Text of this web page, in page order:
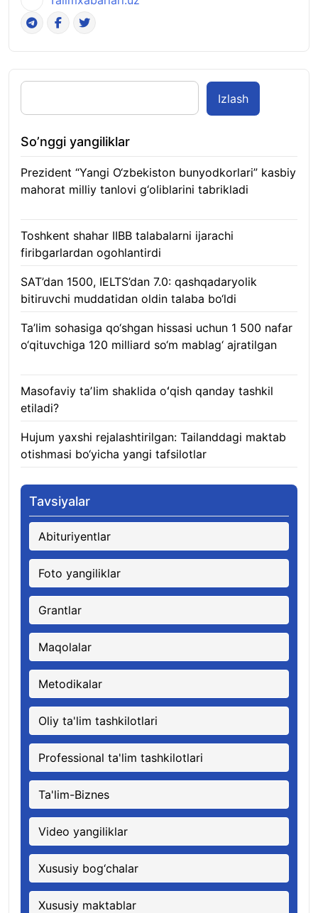
Izlash
So’nggi yangiliklar
Prezident “Yangi O‘zbekiston bunyodkorlari” kasbiy
mahorat milliy tanlovi g‘oliblarini tabrikladi
Toshkent shahar IIBB talabalarni ijarachi
firibgarlardan ogohlantirdi
SAT’dan 1500, IELTS’dan 7.0: qashqadaryolik
bitiruvchi muddatidan oldin talaba bo‘ldi
Ta’lim sohasiga qo‘shgan hissasi uchun 1 500 nafar
o‘qituvchiga 120 milliard so‘m mablag‘ ajratilgan
Masofaviy taʼlim shaklida oʻqish qanday tashkil
etiladi?
Hujum yaxshi rejalashtirilgan: Tailanddagi maktab
otishmasi bo‘yicha yangi tafsilotlar
Tavsiyalar
Abituriyentlar
Foto yangiliklar
Grantlar
Maqolalar
Metodikalar
Oliy ta'lim tashkilotlari
Professional ta'lim tashkilotlari
Ta'lim-Biznes
Video yangiliklar
Xususiy bog‘chalar
Xususiy maktablar